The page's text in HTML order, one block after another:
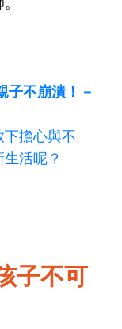
子不崩潰！－
擔心與不
活呢？
子不可